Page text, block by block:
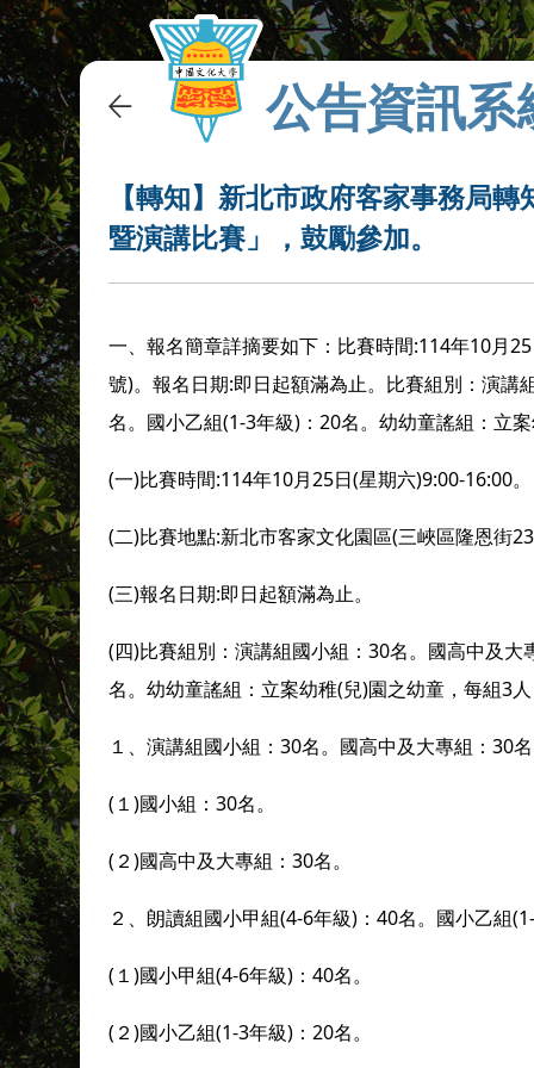
公告資訊系
【轉知】新北市政府客家事務局
暨演講比賽」，鼓勵參加。
一、報名簡章詳摘要如下：比賽時間:114年10月
號)。報名日期:即日起額滿為止。比賽組別：演
名。國小乙組(1-3年級)：20名。幼幼童謠組：立
(一)比賽時間:114年10月25日(星期六)9:00-16:00。
(二)比賽地點:新北市客家文化園區(三峽區隆恩街
(三)報名日期:即日起額滿為止。
(四)比賽組別：演講組國小組：30名。國高中及
名。幼幼童謠組：立案幼稚(兒)園之幼童，每組3
１、演講組國小組：30名。國高中及大專組：30
(１)國小組：30名。
(２)國高中及大專組：30名。
２、朗讀組國小甲組(4-6年級)：40名。國小乙組
(１)國小甲組(4-6年級)：40名。
(２)國小乙組(1-3年級)：20名。